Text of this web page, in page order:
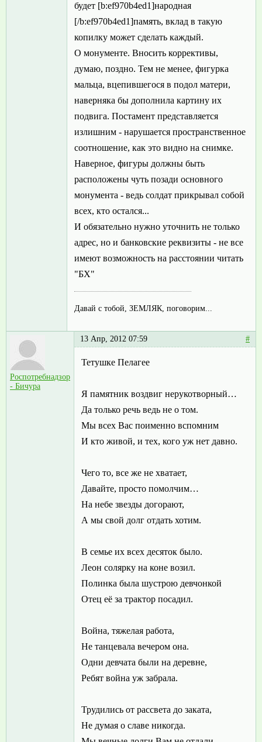
будет [b:ef970b4ed1]народная
[/b:ef970b4ed1]память, вклад в такую
копилку может сделать каждый.
О монументе. Вносить коррективы,
думаю, поздно. Тем не менее, фигурка
мальца, вцепившегося в подол матери,
наверняка бы дополнила картину их
подвига. Постамент представляется
излишним - нарушается пространственное
соотношение, как это видно на снимке.
Наверное, фигуры должны быть
расположены чуть позади основного
монумента - ведь солдат прикрывал собой
всех, кто остался...
И обязательно нужно уточнить не только
адрес, но и банковские реквизиты - не все
имеют возможность на расстоянии читать
"БХ"
Давай с тобой, ЗЕМЛЯК, поговорим...
Роспотребнадзор
- Бичура
13 Апр, 2012 07:59 #
Тетушке Пелагее
Я памятник воздвиг нерукотворный…
Да только речь ведь не о том.
Мы всех Вас поименно вспомним
И кто живой, и тех, кого уж нет давно.
Чего то, все же не хватает,
Давайте, просто помолчим…
На небе звезды догорают,
А мы свой долг отдать хотим.
В семье их всех десяток было.
Леон солярку на коне возил.
Полинка была шустрою девчонкой
Отец её за трактор посадил.
Война, тяжелая работа,
Не танцевала вечером она.
Одни девчата были на деревне,
Ребят война уж забрала.
Трудились от рассвета до заката,
Не думая о славе никогда.